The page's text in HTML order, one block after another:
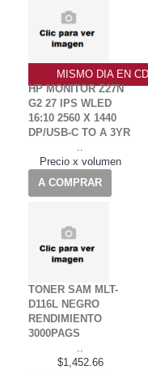
MISMO DIA EN
HP MONITOR Z27N
G2 27 IPS WLED
16:10 2560 X 1440
DP/USB-C TO A 3YR
Precio x volumen
A COMPRAR
TONER SAM MLT-
D116L NEGRO
RENDIMIENTO
3000PAGS
..
$1,452.66